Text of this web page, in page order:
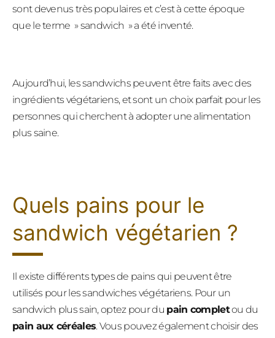
sont devenus très populaires et c’est à cette époque
que le terme » sandwich » a été inventé.
Aujourd’hui, les sandwichs peuvent être faits avec des
ingrédients végétariens, et sont un choix parfait pour les
personnes qui cherchent à adopter une alimentation
plus saine.
Quels pains pour le
sandwich végétarien ?
Il existe différents types de pains qui peuvent être
utilisés pour les sandwiches végétariens. Pour un
sandwich plus sain, optez pour du pain completou du
pain aux céréales. Vous pouvez également choisir des